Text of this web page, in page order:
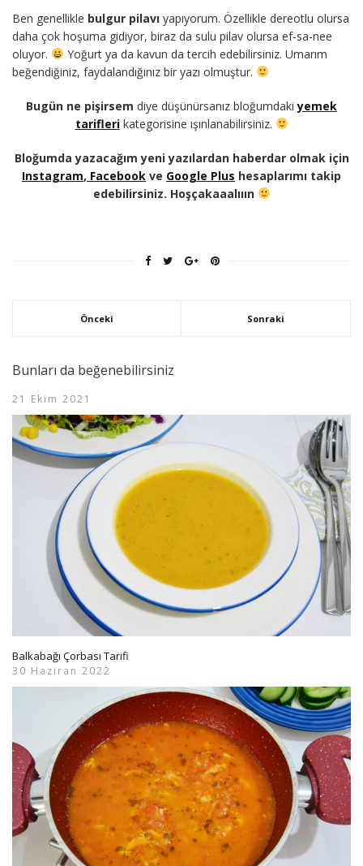
Ben genellikle bulgur pilavı yapıyorum. Özellikle dereotlu olursa
daha çok hoşuma gidiyor, biraz da sulu pilav olursa ef-sa-nee
oluyor.
Yoğurt ya da kavun da tercih edebilirsiniz. Umarım
beğendiğiniz, faydalandığınız bir yazı olmuştur.
Bugün ne pişirsem diye düşünürsanız bloğumdakiyemek
tarifleri kategorisine ışınlanabilirsiniz.
Bloğumda yazacağım yeni yazılardan haberdar olmak için
Instagram, Facebook ve Google Plus hesaplarımı takip
edebilirsiniz. Hoşçakaaalııın
Önceki Sonraki
Bunları da beğenebilirsiniz
21 Ekim 2021
Balkabağı Çorbası Tarifi
30 Haziran 2022